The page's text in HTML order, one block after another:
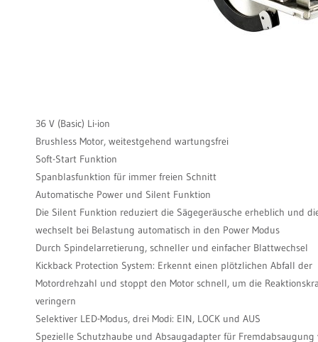
36 V (Basic) Li-ion
Brushless Motor, weitestgehend wartungsfrei
Soft-Start Funktion
Spanblasfunktion für immer freien Schnitt
Automatische Power und Silent Funktion
Die Silent Funktion reduziert die Sägegeräusche erheblich und
wechselt bei Belastung automatisch in den Power Modus
Durch Spindelarretierung, schneller und einfacher Blattwechsel
Kickback Protection System: Erkennt einen plötzlichen Abfall der
Motordrehzahl und stoppt den Motor schnell, um die
veringern
Selektiver LED-Modus, drei Modi: EIN, LOCK und AUS
Spezielle Schutzhaube und Absaugadapter für Fremdabsaugung